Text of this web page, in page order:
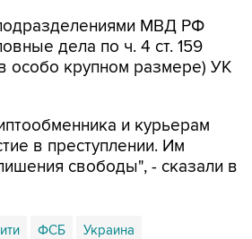
МВД РФ
дела по ч. 4 ст. 159
особо крупном размере) УК
и курьерам
в преступлении. Им
свободы", - сказали в
ФСБ Украина